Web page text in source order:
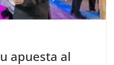
apuesta al